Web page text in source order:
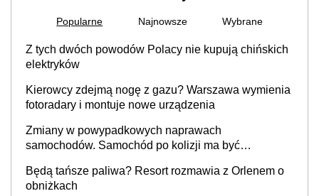
Popularne Najnowsze Wybrane
Z tych dwóch powodów Polacy nie kupują chińskich
elektryków
Kierowcy zdejmą nogę z gazu? Warszawa wymienia
fotoradary i montuje nowe urządzenia
Zmiany w powypadkowych naprawach
samochodów. Samochód po kolizji ma być
producenta
Będą tańsze paliwa? Resort rozmawia z Orlenem o
obniżkach